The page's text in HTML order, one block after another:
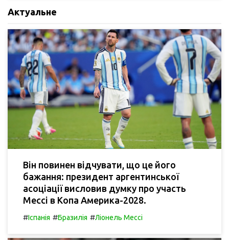
Актуальне
Він повинен відчувати, що це його
бажання: президент аргентинської
асоціації висловив думку про участь
Мессі в Копа Америка-2028.
#Іспанія #Бразилія #Ліонель Мессі